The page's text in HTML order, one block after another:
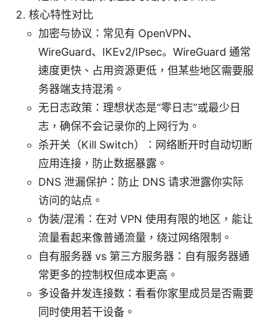
核心特性对比
加密与协议：常见有 OpenVPN、
WireGuard、IKEv2/IPsec。WireGuard 通常
速度更快、占用资源更低，但某些地区需要服
务器端支持混淆。
无日志政策：理想状态是“零日志”或最少日
志，确保不会记录你的上网行为。
杀开关（Kill Switch）：网络断开时自动切断
应用连接，防止数据暴露。
DNS 泄漏保护：防止 DNS 请求泄露你实际
访问的站点。
伪装/混淆：在对 VPN 使用有限的地区，能让
流量看起来像普通流量，绕过网络限制。
自有服务器 vs 第三方服务器：自有服务器通
常更多的控制权但成本更高。
多设备并发连接数：看看你家里成员是否需要
同时使用若干设备。